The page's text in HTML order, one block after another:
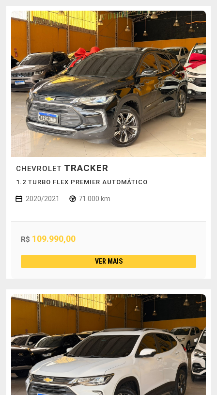
CHEVROLET TRACKER
1.2 TURBO FLEX PREMIER AUTOMÁTICO
2020/2021 71.000 km
R$ 109.990,00
VER MAIS